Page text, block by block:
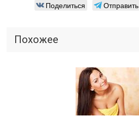
Поделиться Отправить
Похожее